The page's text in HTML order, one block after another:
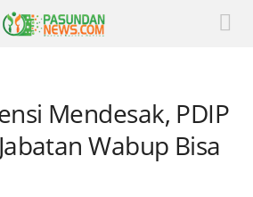
Mendesak, PDIP
Wabup Bisa